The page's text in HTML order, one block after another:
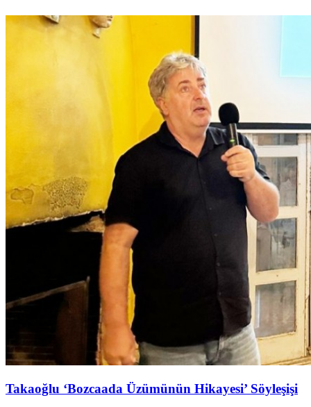
Takaoğlu ‘Bozcaada Üzümünün Hikayesi’ Söyleşişi